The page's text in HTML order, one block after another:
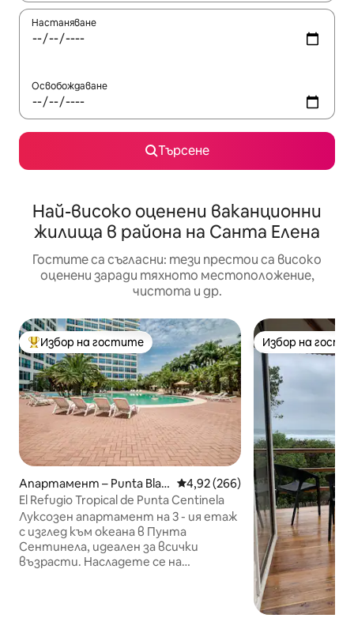
Настаняване
Освобождаване
Търсене
Най-високо оценени ваканционни
жилища в района на Санта Елена
Гостите са съгласни: тези престои са високо
оценени заради тяхното местоположение,
чистота и др.
Най-популярен избор на гостите
Избор на гостите
Апартамент – Punta Blan
ca
Средна оценка: 4,92 от 5,
4,92 (266)
El Refugio Tropical de Punta Centinela
Луксозен апартамент на 3 - ия етаж
с изглед към океана в Пунта
Сентинела, идеален за всички
възрасти. Насладете се на
Избор на
Избор на